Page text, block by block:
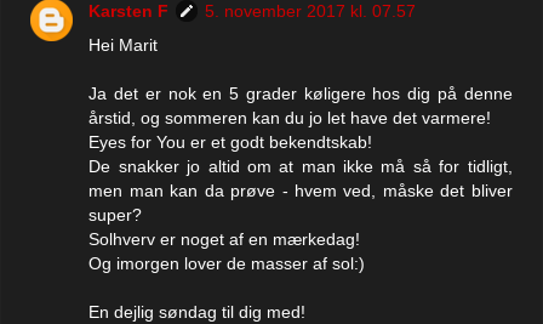
Karsten F
5. november 2017 kl. 07.57
Hei Marit
Ja det er nok en 5 grader køligere hos dig på denne
årstid, og sommeren kan du jo let have det varmere!
Eyes for You er et godt bekendtskab!
De snakker jo altid om at man ikke må så for tidligt,
men man kan da prøve - hvem ved, måske det bliver
super?
Solhverv er noget af en mærkedag!
Og imorgen lover de masser af sol:)
En dejlig søndag til dig med!